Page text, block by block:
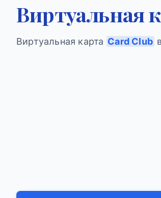
Виртуальная
Виртуальная карта Card Club